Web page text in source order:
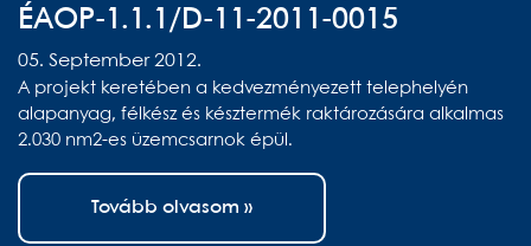
ÉAOP-1.1.1/D-11-2011-0015
05. September 2012.
A projekt keretében a kedvezményezett telephelyén
alapanyag, félkész és késztermék raktározására alkalmas
2.030 nm2-es üzemcsarnok épül.
Tovább olvasom »